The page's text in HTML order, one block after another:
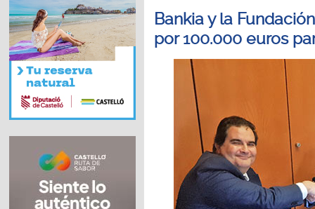
Bankia y la
por 100.000 euros